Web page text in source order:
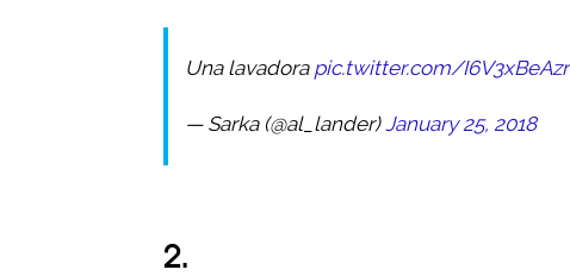
Una lavadora pic.twitter.com/I6V3xBeAzr
— Sarka (@al_lander)January 25, 2018
2.